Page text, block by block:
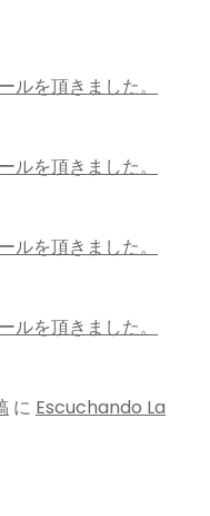
ルを頂きました。
ルを頂きました。
ルを頂きました。
ルを頂きました。
に Escuchando La